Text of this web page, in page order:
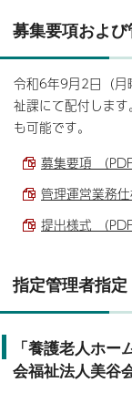
募集要項およ
令和6年9月2日（月
祉課にて配付しま
も可能です。
募集要項 （
管理運営業務
提出様式 （
指定管理者指定
「養護老人ホ
会福祉法人美谷